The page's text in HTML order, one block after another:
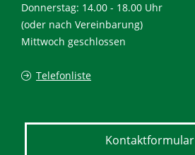
Donnerstag: 14.00 - 18.00 Uhr
(oder nach Vereinbarung)
Mittwoch geschlossen
Telefonliste
Kontaktformular